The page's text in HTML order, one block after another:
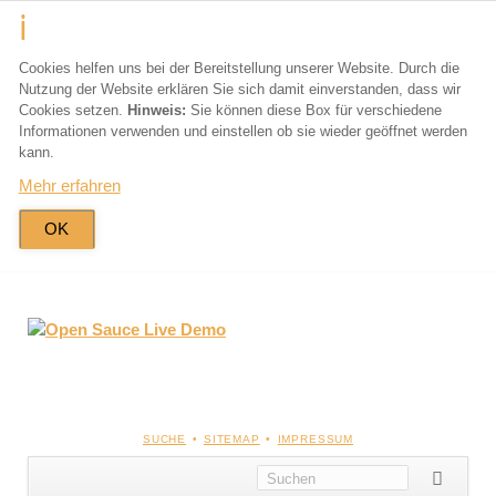
Cookies helfen uns bei der Bereitstellung unserer Website. Durch die
Nutzung der Website erklären Sie sich damit einverstanden, dass wir
Cookies setzen. Hinweis: Sie können diese Box für verschiedene
Informationen verwenden und einstellen ob sie wieder geöffnet werden
kann.
Mehr erfahren
OK
NAVIGATION
ÜBERSPRINGEN
SUCHE SITEMAP IMPRESSUM